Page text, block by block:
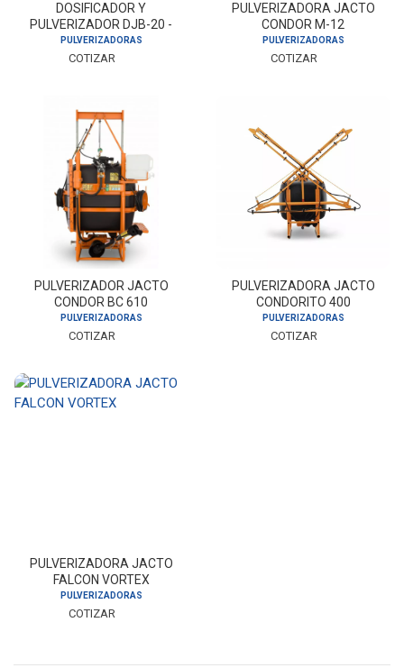
DOSIFICADOR Y
PULVERIZADOR DJB-20 -
JACTO
PULVERIZADORAS
COTIZAR
PULVERIZADORA JACTO
CONDOR M-12
PULVERIZADORAS
COTIZAR
PULVERIZADOR JACTO
CONDOR BC 610
PECUARIA
PULVERIZADORAS
COTIZAR
PULVERIZADORA JACTO
CONDORITO 400
PULVERIZADORAS
COTIZAR
PULVERIZADORA JACTO
FALCON VORTEX
PULVERIZADORAS
COTIZAR